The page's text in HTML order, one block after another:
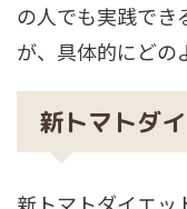
の人でも実践でき
が、具体的にどの
新トマトダ